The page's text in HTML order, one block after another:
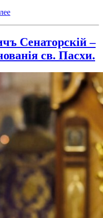
Сенаторскій –
св. Пасхи.